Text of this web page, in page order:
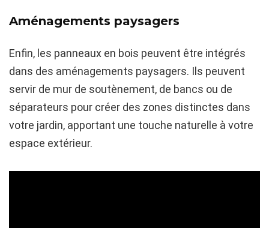
Aménagements paysagers
Enfin, les panneaux en bois peuvent être intégrés
dans des aménagements paysagers. Ils peuvent
servir de mur de soutènement, de bancs ou de
séparateurs pour créer des zones distinctes dans
votre jardin, apportant une touche naturelle à votre
espace extérieur.